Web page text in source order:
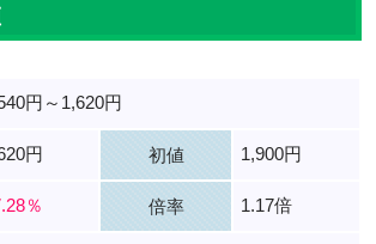
円～1,620円
円 初値 1,900円
％ 倍率 1.17倍